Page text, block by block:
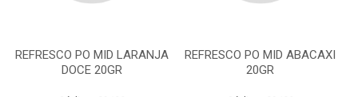
REFRESCO PO MID LARANJA
DOCE 20GR
REFRESCO PO MID ABACAXI
20GR